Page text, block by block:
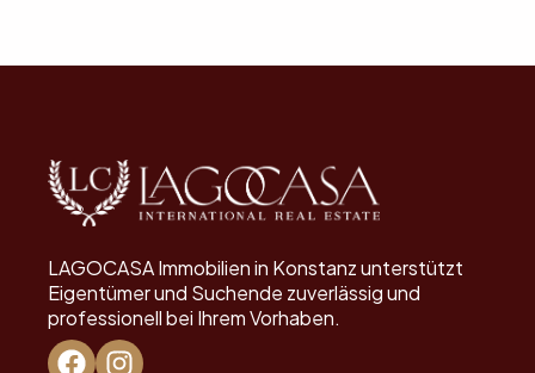
LAGOCASA Immobilien in Konstanz unterstützt
Eigentümer und Suchende zuverlässig und
professionell bei Ihrem Vorhaben.